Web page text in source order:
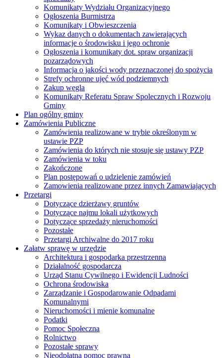
Komunikaty Wydziału Organizacyjnego
Ogłoszenia Burmistrza
Komunikaty i Obwieszczenia
Wykaz danych o dokumentach zawierających
informacje o środowisku i jego ochronie
Ogłoszenia i komunikaty dot. spraw organizacji
pozarządowych
Informacja o jakości wody przeznaczonej do spożycia
Strefy ochronne ujęć wód podziemnych
Zakup węgla
Komunikaty Referatu Spraw Spolecznych i Rozwoju
Gminy
Plan ogólny gminy
Zamówienia Publiczne
Zamówienia realizowane w trybie określonym w
ustawie PZP
Zamówienia do których nie stosuje się ustawy PZP
Zamówienia w toku
Zakończone
Plan postępowań o udzielenie zamówień
Zamowienia realizowane przez innych Zamawiających
Przetargi
Dotyczące dzierżawy gruntów
Dotyczące najmu lokali użytkowych
Dotyczące sprzedaży nieruchomości
Pozostałe
Przetargi Archiwalne do 2017 roku
Załatw sprawę w urzędzie
Architektura i gospodarka przestrzenna
Działalność gospodarcza
Urząd Stanu Cywilnego i Ewidencji Ludności
Ochrona środowiska
Zarządzanie i Gospodarowanie Odpadami
Komunalnymi
Nieruchomości i mienie komunalne
Podatki
Pomoc Społeczna
Rolnictwo
Pozostałe sprawy
Nieodpłatna pomoc prawna